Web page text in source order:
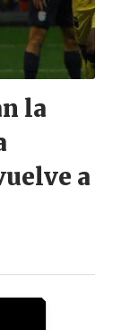
la
a